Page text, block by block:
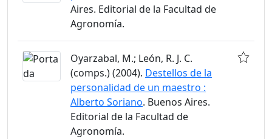
Aires. Editorial de la Facultad de
Agronomía.
Oyarzabal, M.; León, R. J. C.
(comps.) (2004). Destellos de la
personalidad de un maestro :
Alberto Soriano. Buenos Aires.
Editorial de la Facultad de
Agronomía.